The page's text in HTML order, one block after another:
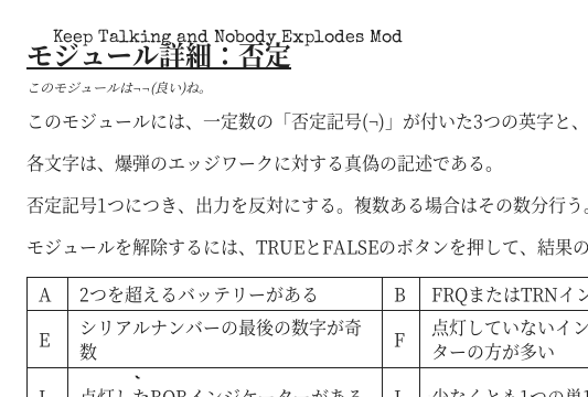
Keep Talking and Nobody Explodes Mod
モジュール詳細：否定
このモジュールは¬¬(良い)ね。
このモジュールには、一定数の「否定記号(¬)」が付いた3つの英字と
各文字は、爆弾のエッジワークに対する真偽の記述である。
否定記号1つにつき、出力を反対にする。複数ある場合はその数分行う
モジュールを解除するには、TRUEとFALSEのボタンを押して、結果
A
2つを超えるバッテリーがある B FRQまたはTRNイ
E
シリアルナンバーの最後の数字が奇
数
F
点灯していないイ
ターの方が多い